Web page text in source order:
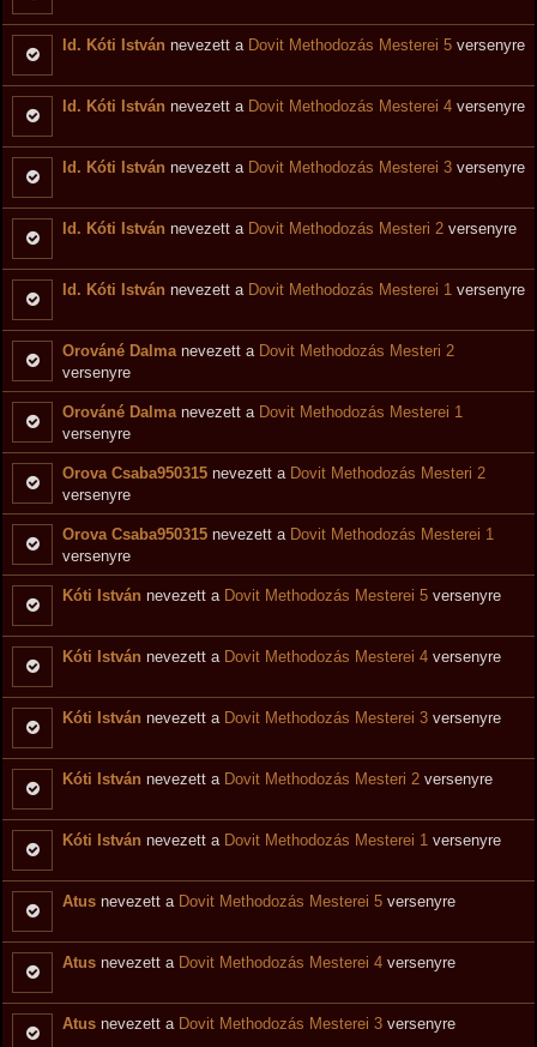
Id. Kóti István nevezett a Dovit Methodozás Mesterei 5 versenyre
Id. Kóti István nevezett a Dovit Methodozás Mesterei 4 versenyre
Id. Kóti István nevezett a Dovit Methodozás Mesterei 3 versenyre
Id. Kóti István nevezett a Dovit Methodozás Mesteri 2 versenyre
Id. Kóti István nevezett a Dovit Methodozás Mesterei 1 versenyre
Orováné Dalma nevezett a Dovit Methodozás Mesteri 2
versenyre
Orováné Dalma nevezett a Dovit Methodozás Mesterei 1
versenyre
Orova Csaba950315 nevezett a Dovit Methodozás Mesteri 2
versenyre
Orova Csaba950315 nevezett a Dovit Methodozás Mesterei 1
versenyre
Kóti István nevezett a Dovit Methodozás Mesterei 5 versenyre
Kóti István nevezett a Dovit Methodozás Mesterei 4 versenyre
Kóti István nevezett a Dovit Methodozás Mesterei 3 versenyre
Kóti István nevezett a Dovit Methodozás Mesteri 2 versenyre
Kóti István nevezett a Dovit Methodozás Mesterei 1 versenyre
Atus nevezett a Dovit Methodozás Mesterei 5 versenyre
Atus nevezett a Dovit Methodozás Mesterei 4 versenyre
Atus nevezett a Dovit Methodozás Mesterei 3 versenyre